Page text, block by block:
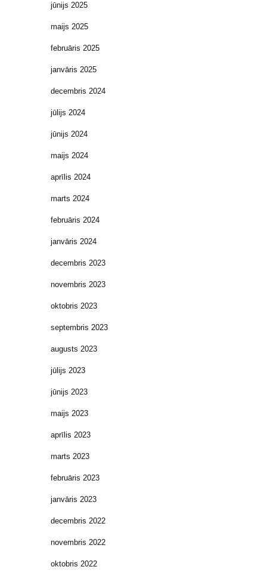
jūnijs 2025
maijs 2025
februāris 2025
janvāris 2025
decembris 2024
jūlijs 2024
jūnijs 2024
maijs 2024
aprīlis 2024
marts 2024
februāris 2024
janvāris 2024
decembris 2023
novembris 2023
oktobris 2023
septembris 2023
augusts 2023
jūlijs 2023
jūnijs 2023
maijs 2023
aprīlis 2023
marts 2023
februāris 2023
janvāris 2023
decembris 2022
novembris 2022
oktobris 2022